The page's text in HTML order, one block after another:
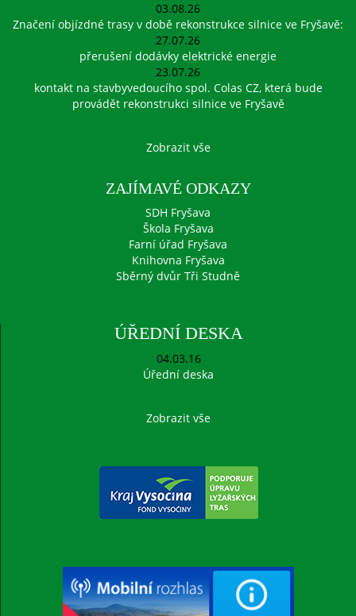
03.08.26
Značení objízdné trasy v době rekonstrukce silnice ve Fryšavě:
27.07.26
přerušení dodávky elektrické energie
23.07.26
kontakt na stavbyvedoucího spol. Colas CZ, která bude
provádět rekonstrukci silnice ve Fryšavě
Zobrazit vše
ZAJÍMAVÉ ODKAZY
SDH Fryšava
Škola Fryšava
Farní úřad Fryšava
Knihovna Fryšava
Sběrný dvůr Tři Studně
ÚŘEDNÍ DESKA
04.03.16
Úřední deska
Zobrazit vše